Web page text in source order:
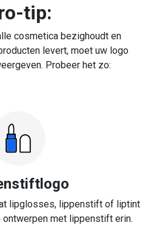
tip:
cosmetica bezighoudt en
levert, moet uw logo
Probeer het zo:
lipglosses, lippenstift of liptint
ontwerpen met lippenstift erin.